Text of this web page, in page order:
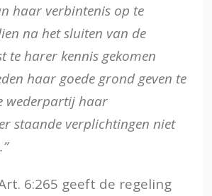
haar verbintenis op te
na het sluiten van de
te harer kennis gekomen
haar goede grond geven te
wederpartij haar
staande verplichtingen niet
6:265 geeft de regeling